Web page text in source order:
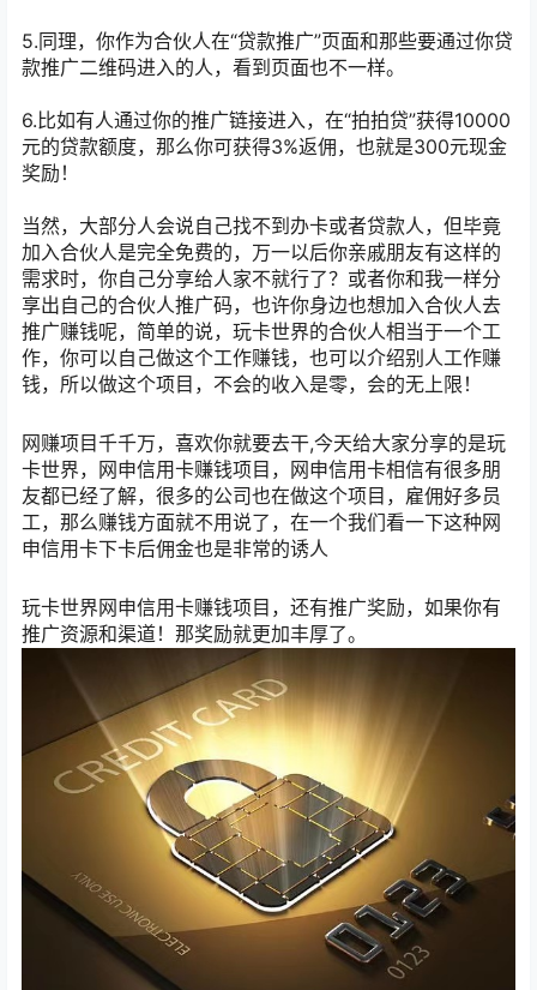
5.同理，你作为合伙人在“贷款推广”页面和那些要通过你贷
款推广二维码进入的人，看到页面也不一样。
6.比如有人通过你的推广链接进入，在“拍拍贷”获得10000
元的贷款额度，那么你可获得3%返佣，也就是300元现金
奖励！
当然，大部分人会说自己找不到办卡或者贷款人，但毕竟
加入合伙人是完全免费的，万一以后你亲戚朋友有这样的
需求时，你自己分享给人家不就行了？或者你和我一样分
享出自己的合伙人推广码，也许你身边也想加入合伙人去
推广赚钱呢，简单的说，玩卡世界的合伙人相当于一个工
作，你可以自己做这个工作赚钱，也可以介绍别人工作赚
钱，所以做这个项目，不会的收入是零，会的无上限！
网赚项目千千万，喜欢你就要去干,今天给大家分享的是玩
卡世界，网申信用卡赚钱项目，网申信用卡相信有很多朋
友都已经了解，很多的公司也在做这个项目，雇佣好多员
工，那么赚钱方面就不用说了，在一个我们看一下这种网
申信用卡下卡后佣金也是非常的诱人
玩卡世界网申信用卡赚钱项目，还有推广奖励，如果你有
推广资源和渠道！那奖励就更加丰厚了。